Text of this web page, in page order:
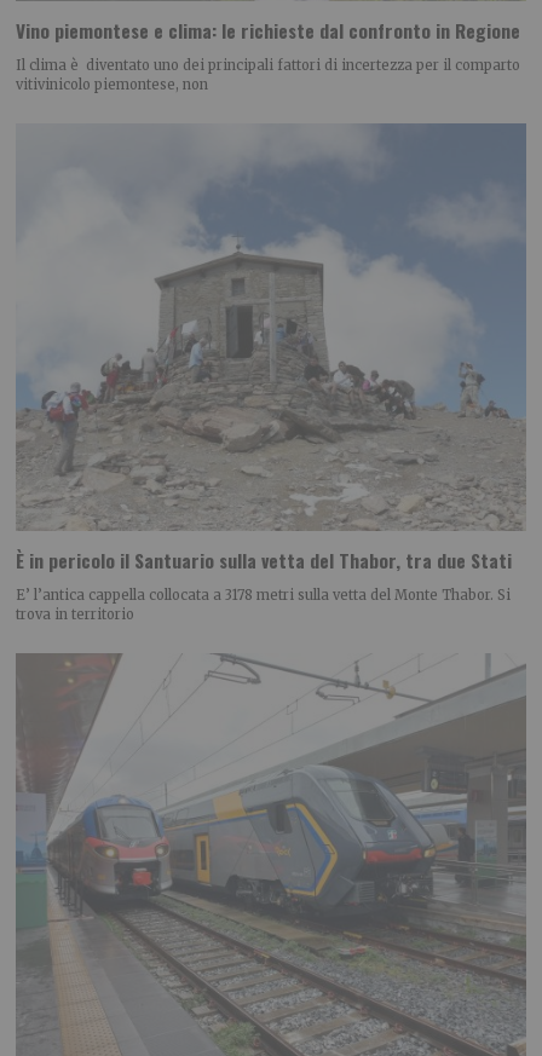
Vino piemontese e clima: le richieste dal confronto in Regione
Il clima è diventato uno dei principali fattori di incertezza per il comparto
vitivinicolo piemontese, non
È in pericolo il Santuario sulla vetta del Thabor, tra due Stati
E’ l’antica cappella collocata a 3178 metri sulla vetta del Monte Thabor. Si
trova in territorio